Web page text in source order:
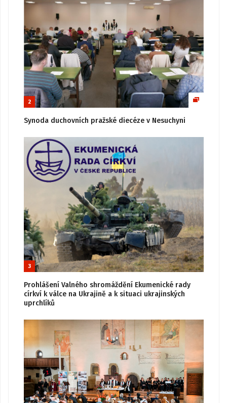
2
Synoda duchovních pražské diecéze v Nesuchyni
3
Prohlášení Valného shromáždění Ekumenické rady
církví k válce na Ukrajině a k situaci ukrajinských
uprchlíků